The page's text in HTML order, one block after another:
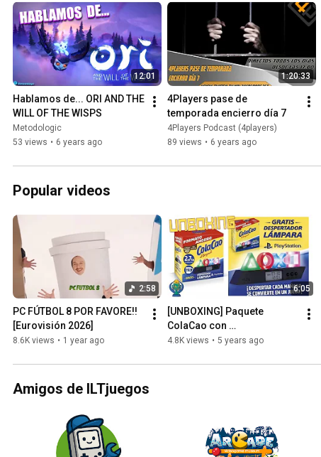
12:01
Hablamos de... ORI AND THE
WILL OF THE WISPS
Metodologic
53 views • 6 years ago
1:20:33
4Players pase de
temporada encierro día 7
4Players Podcast (4players)
89 views • 6 years ago
Popular videos
2:58
PC FÚTBOL 8 POR FAVORE!!
[Eurovisión 2026]
8.6K views • 1 year ago
6:05
[UNBOXING] Paquete
ColaCao con
Lámpara/Despertador
4.8K views • 5 years ago
Amigos de ILTjuegos